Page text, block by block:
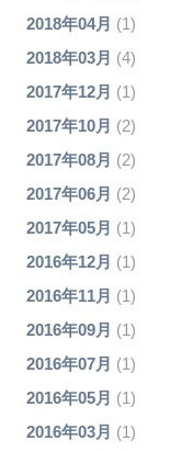
2018年04月 (1)
2018年03月 (4)
2017年12月 (1)
2017年10月 (2)
2017年08月 (2)
2017年06月 (2)
2017年05月 (1)
2016年12月 (1)
2016年11月 (1)
2016年09月 (1)
2016年07月 (1)
2016年05月 (1)
2016年03月 (1)